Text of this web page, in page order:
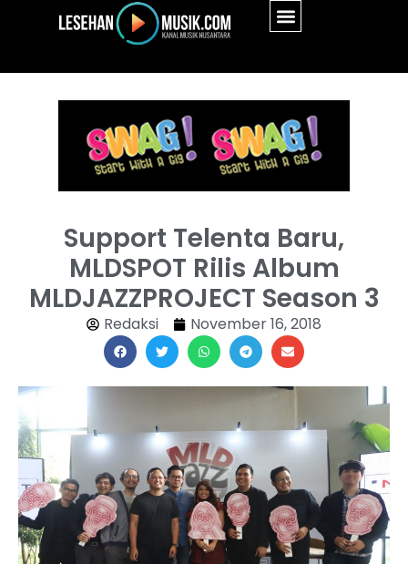
Support Telenta Baru,
MLDSPOT Rilis Album
MLDJAZZPROJECT Season 3
Redaksi November 16, 2018